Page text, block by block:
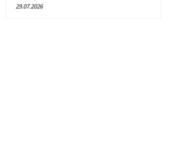
29.07.2026